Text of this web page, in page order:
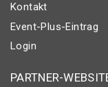
Kontakt
Event-Plus-Eintrag
Login
PARTNER-